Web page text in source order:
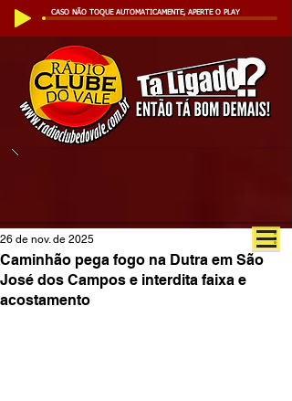
CASO NÃO TOQUE AUTOMATICAMENTE, APERTE O PLAY
Caminhão pega fogo na Dutra em São
José dos Campos e interdita faixa e
acostamento
26 de nov. de 2025